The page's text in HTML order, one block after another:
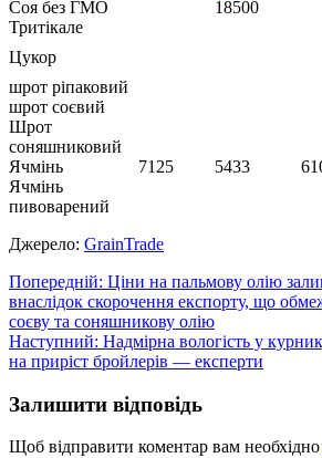
Соя без ГМО
18500
Тритікале
Цукор
шрот ріпаковий
шрот соєвий
Шрот
соняшниковий
Ячмінь
7125 5433
Ячмінь
пивоварений
Джерело: GrainTrade
Навігація
записів
Попередній: Ціни на пальмову олію
внаслідок скорочення експорту, що
соєву та соняшникову олію
Наступний: Надмірна вологість у
на приріст бройлерів — експерти
Залишити відповідь
Щоб відправити коментар вам необхідно